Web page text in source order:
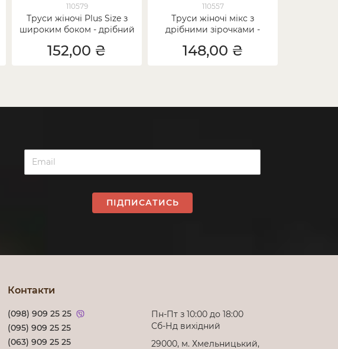
110579
Труси жіночі Plus Size з
широким боком - дрібний
152,00 ₴
110557
Труси жіночі мікс з
дрібними зірочками -
148,00 ₴
ПІДПИСАТИСЬ
Контакти
(098) 909 25 25
(095) 909 25 25
(063) 909 25 25
Пн-Пт з 10:00 до 18:00
Cб-Нд вихідний
29000, м. Хмельницький,